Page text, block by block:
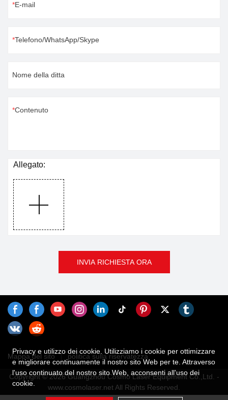
E-mail
Telefono/WhatsApp/Skype
Nome della ditta
Contenuto
Allegato:
INVIA RICHIESTA ORA
Mappa del sito politica sulla riservatezza
Copyright © 2026 Guangzhou Cosmo Laser Equipment Co.,Ltd. -
www.cosmolaser.net All Rights Reserved.
Privacy e utilizzo dei cookie. Utilizziamo i cookie per ottimizzare
e migliorare continuamente il nostro sito Web per te. Attraverso
l'uso continuato del nostro sito Web, acconsenti all'uso dei
cookie.